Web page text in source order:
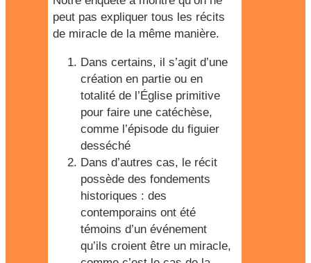
peut pas expliquer tous les récits
de miracle de la même manière.
Dans certains, il s’agit d’une
création en partie ou en
totalité de l’Église primitive
pour faire une catéchèse,
comme l’épisode du figuier
desséché
Dans d’autres cas, le récit
possède des fondements
historiques : des
contemporains ont été
témoins d’un événement
qu’ils croient être un miracle,